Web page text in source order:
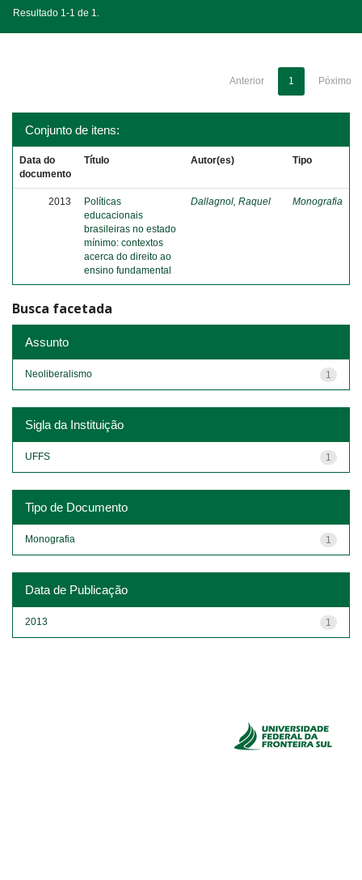
Resultado 1-1 de 1.
Anterior 1 Póximo
Conjunto de itens:
Data do
documento
Título Autor(es) Tipo
2013
Políticas
educacionais
brasileiras no estado
mínimo: contextos
acerca do direito ao
ensino fundamental
Dallagnol, Raquel Monografia
Busca facetada
Assunto
1
Neoliberalismo
Sigla da Instituição
1
UFFS
Tipo de Documento
1
Monografia
Data de Publicação
1
2013